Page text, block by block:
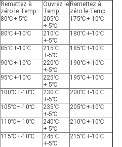
Remettez à
zéro le Temp.
Ouvrez le
Temp.
Remettez à
zéro le Temp.
80℃+-5℃
205℃
+-5℃
175℃+-10℃
80℃+-10℃
210℃
+-5℃
180℃+-10℃
85℃+-10℃
215℃
+-5℃
185℃+-10℃
90℃+-10℃
220℃
+-5℃
190℃+-10℃
95℃+-10℃
225℃
+-5℃
195℃+-10℃
100℃+-10℃
230℃
+-5℃
200℃+-10℃
105℃+-10℃
235℃
+-5℃
205℃+-10℃
110℃+-10℃
240℃
+-5℃
210℃+-10℃
115℃+-10℃
245℃
+-5℃
215℃+-10℃